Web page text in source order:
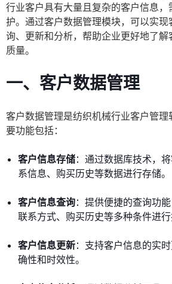
行业客户具有大量且复杂的客户信息，
护。通过客户数据管理模块，可以实
询、更新和分析，帮助企业更好地了
质量。
一、客户数据管理
客户数据管理是纺织机械行业客户管理
要功能包括：
客户信息存储：通过数据库技术，
系信息、购买历史等数据进行存储。
客户信息查询：提供便捷的查询功
联系方式、购买历史等多种条件进行
客户信息更新：支持客户信息的实
确性和时效性。